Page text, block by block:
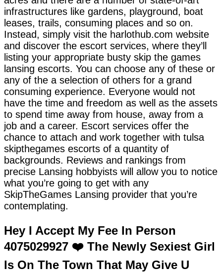
infrastructures like gardens, playground, boat
leases, trails, consuming places and so on.
Instead, simply visit the harlothub.com website
and discover the escort services, where they’ll
listing your appropriate busty skip the games
lansing escorts. You can choose any of these or
any of the a selection of others for a grand
consuming experience. Everyone would not
have the time and freedom as well as the assets
to spend time away from house, away from a
job and a career. Escort services offer the
chance to attach and work together with tulsa
skipthegames escorts of a quantity of
backgrounds. Reviews and rankings from
precise Lansing hobbyists will allow you to notice
what you’re going to get with any
SkipTheGames Lansing provider that you’re
contemplating.
Hey I Accept My Fee In Person
4075029927 ❤️ The Newly Sexiest Girl
Is On The Town That May Give U